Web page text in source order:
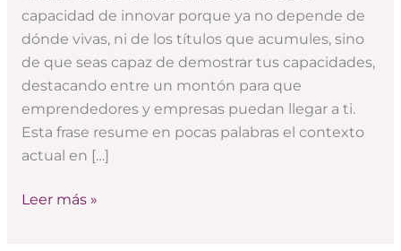
capacidad de innovar porque ya no depende de
dónde vivas, ni de los títulos que acumules, sino
de que seas capaz de demostrar tus capacidades,
destacando entre un montón para que
emprendedores y empresas puedan llegar a ti.
Esta frase resume en pocas palabras el contexto
actual en […]
sociedad
digital?
Leer más »